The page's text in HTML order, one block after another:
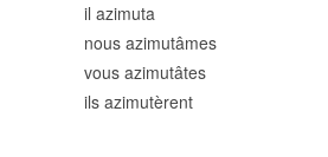
il azimuta
nous azimutâmes
vous azimutâtes
ils azimutèrent